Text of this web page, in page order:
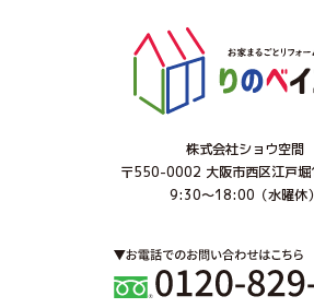
株式会社ショウ空間
〒550-0002 大阪市西区江戸
9:30～18:00（水曜休）